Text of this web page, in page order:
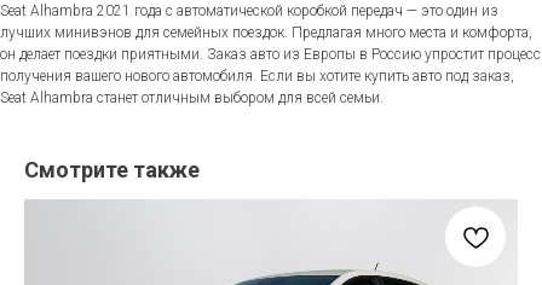
Seat Alhambra 2021 года с автоматической коробкой передач — это один из
лучших минивэнов для семейных поездок. Предлагая много места и комфорта,
он делает поездки приятными. Заказ авто из Европы в Россию упростит процесс
получения вашего нового автомобиля. Если вы хотите купить авто под заказ,
Seat Alhambra станет отличным выбором для всей семьи.
Смотрите также